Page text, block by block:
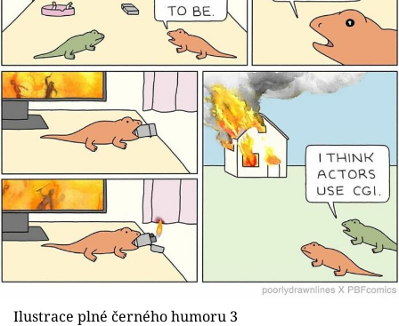
Ilustrace plné černého humoru 3